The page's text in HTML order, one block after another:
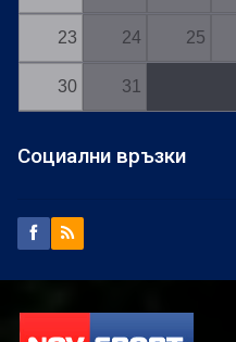
23 24 25
30 31
Социални връзки